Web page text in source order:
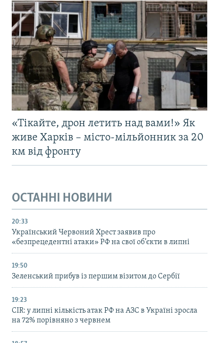
«Тікайте, дрон летить над вами!» Як
живе Харків – місто-мільйонник за 20
км від фронту
ОСТАННІ НОВИНИ
20:33
Український Червоний Хрест заявив про
«безпрецедентні атаки» РФ на свої об’єкти в липні
19:50
Зеленський прибув із першим візитом до Сербії
19:23
CIR: у липні кількість атак РФ на АЗС в Україні зросла
на 72% порівняно з червнем